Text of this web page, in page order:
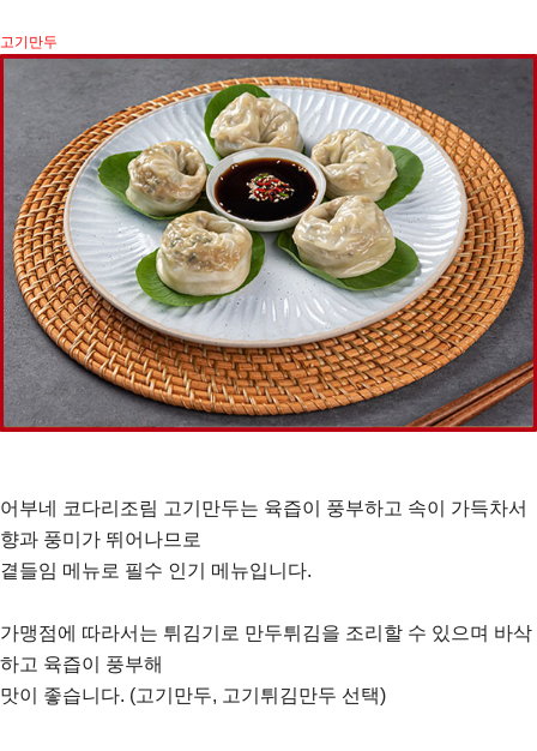
고기만두
어부네 코다리조림 고기만두는 육즙이 풍부하고 속이 가득차서
향과 풍미가 뛰어나므로
곁들임 메뉴로 필수 인기 메뉴입니다.
가맹점에 따라서는 튀김기로 만두튀김을 조리할 수 있으며 바삭
하고 육즙이 풍부해
맛이 좋습니다. (고기만두, 고기튀김만두 선택)